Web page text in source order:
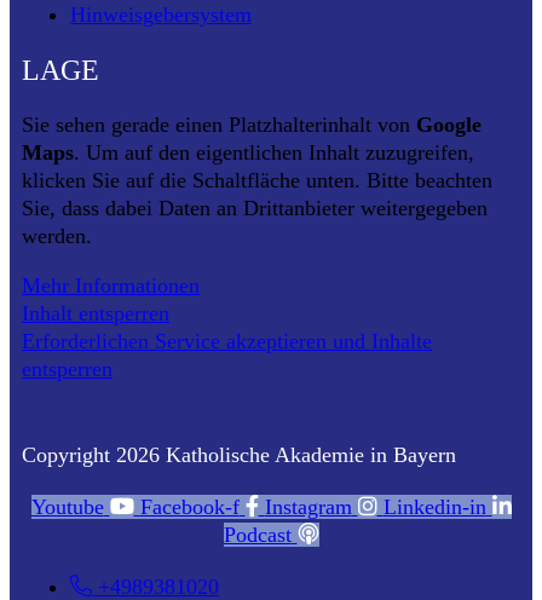
Hinweisgebersystem
LAGE
Sie sehen gerade einen Platzhalterinhalt von Google
Maps. Um auf den eigentlichen Inhalt zuzugreifen,
klicken Sie auf die Schaltfläche unten. Bitte beachten
Sie, dass dabei Daten an Drittanbieter weitergegeben
werden.
Mehr Informationen
Inhalt entsperren
Erforderlichen Service akzeptieren und Inhalte
entsperren
Copyright 2026 Katholische Akademie in Bayern
Youtube Facebook-f Instagram
Linkedin-in
Podcast
+4989381020